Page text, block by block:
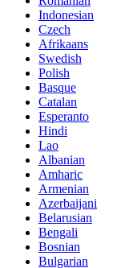
Indonesian
Czech
Afrikaans
Swedish
Polish
Basque
Catalan
Esperanto
Hindi
Lao
Albanian
Amharic
Armenian
Azerbaijani
Belarusian
Bengali
Bosnian
Bulgarian